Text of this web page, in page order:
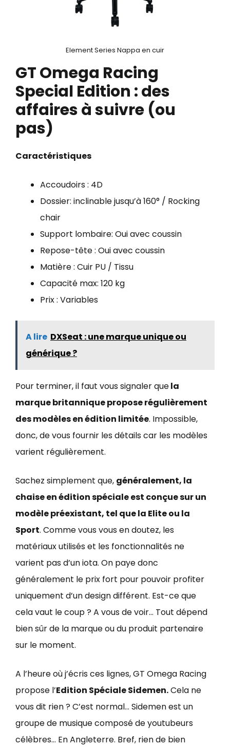
Element Series Nappa en cuir
GT Omega Racing
Special Edition : des
affaires à suivre (ou
pas)
Caractéristiques
Accoudoirs : 4D
Dossier: inclinable jusqu’à 160° / Rocking
chair
Support lombaire: Oui avec coussin
Repose-tête : Oui avec coussin
Matière : Cuir PU / Tissu
Capacité max: 120 kg
Prix : Variables
A lire DXSeat : une marque unique ou
générique ?
Pour terminer, il faut vous signaler quela
marque britannique propose régulièrement
des modèles en édition limitée. Impossible,
donc, de vous fournir les détails car les modèles
varient régulièrement.
Sachez simplement que, généralement, la
chaise en édition spéciale est conçue sur un
modèle préexistant, tel que la Elite ou la
Sport. Comme vous vous en doutez, les
matériaux utilisés et les fonctionnalités ne
varient pas d’un iota. On paye donc
généralement le prix fort pour pouvoir profiter
uniquement d’un design différent. Est-ce que
cela vaut le coup ? A vous de voir… Tout dépend
bien sûr de la marque ou du produit partenaire
sur le moment.
A l’heure où j’écris ces lignes, GT Omega Racing
propose l’Edition Spéciale Sidemen.Cela ne
vous dit rien ? C’est normal… Sidemen est un
groupe de musique composé de youtubeurs
célèbres… En Angleterre. Bref, rien de bien